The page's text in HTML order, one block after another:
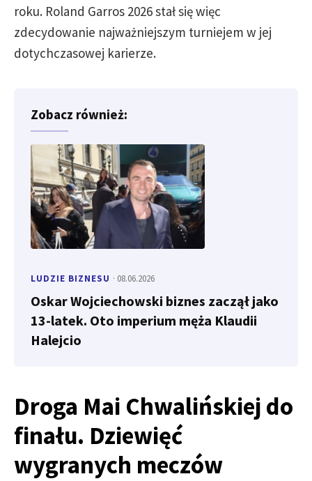
roku. Roland Garros 2026 stał się więc
zdecydowanie najważniejszym turniejem w jej
dotychczasowej karierze.
Zobacz również:
LUDZIE BIZNESU · 08.06.2026
Oskar Wojciechowski biznes zaczął jako
13-latek. Oto imperium męża Klaudii
Halejcio
Droga Mai Chwalińskiej do
finału. Dziewięć
wygranych meczów